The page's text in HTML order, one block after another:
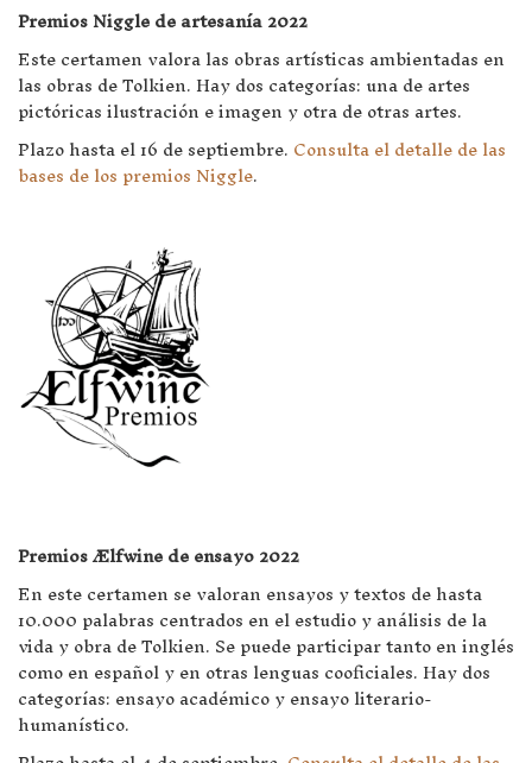
Premios Niggle de artesanía 2022
Este certamen valora las obras artísticas ambientadas en
las obras de Tolkien. Hay dos categorías: una de artes
pictóricas ilustración e imagen y otra de otras artes.
Plazo hasta el 16 de septiembre.Consulta el detalle de las
bases de los premios Niggle.
Premios Ælfwine de ensayo 2022
En este certamen se valoran ensayos y textos de hasta
10.000 palabras centrados en el estudio y análisis de la
vida y obra de Tolkien. Se puede participar tanto en inglés
como en español y en otras lenguas cooficiales. Hay dos
categorías: ensayo académico y ensayo literario-
humanístico.